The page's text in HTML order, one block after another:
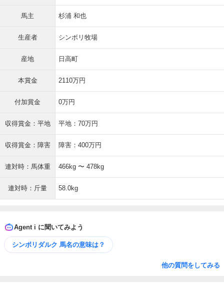
馬主 杉浦 和也
生産者 シンボリ牧場
産地 日高町
本賞金 2110万円
付加賞金 0万円
収得賞金：平地 平地：70万円
収得賞金：障害 障害：400万円
連対時：馬体重 466kg 〜 478kg
連対時：斤量 58.0kg
Agent i に聞いてみよう
シンボリダルク 馬名の意味は？
他の質問をしてみる